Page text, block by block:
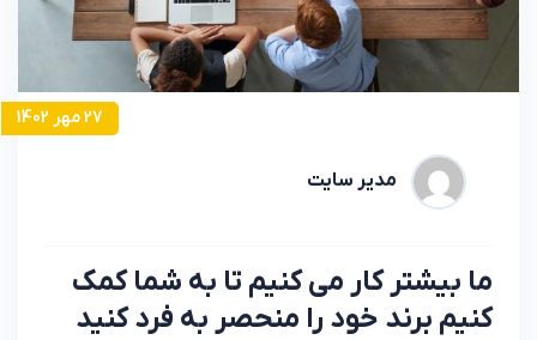
27 مهر 1402
مدیر سایت
ما بیشتر کار می کنیم تا به شما کمک
کنیم برند خود را منحصر به فرد کنید